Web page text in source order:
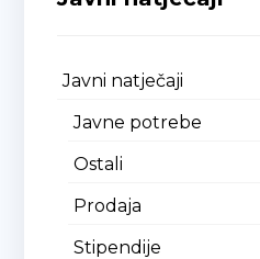
Javni natječaji
Javne potrebe
Ostali
Prodaja
Stipendije